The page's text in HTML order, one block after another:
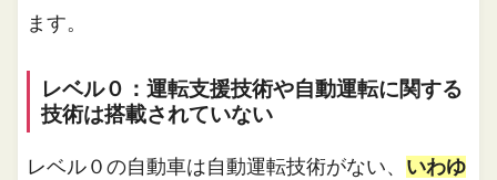
ます。
レベル０：運転支援技術や自動運転に関する
技術は搭載されていない
レベル０の自動車は自動運転技術がない、 いわゆ